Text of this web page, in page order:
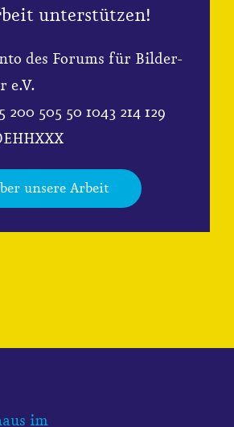
unterstützen!
des Forums für Bilder-
e.V.
200 505 50 1043 214 129
unsere Arbeit